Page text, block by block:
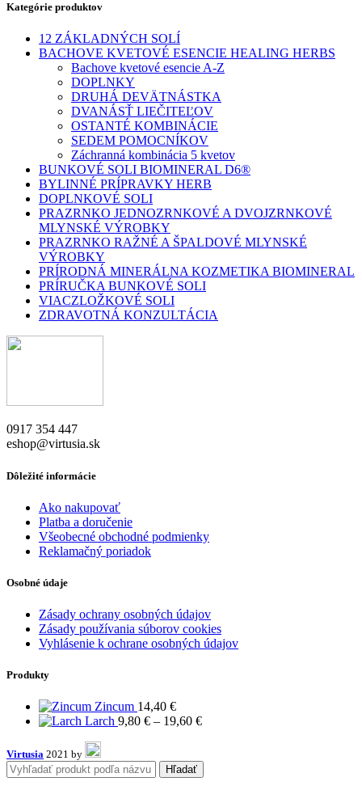
Kategórie produktov
12 ZÁKLADNÝCH SOLÍ
BACHOVE KVETOVÉ ESENCIE HEALING HERBS
Bachove kvetové esencie A-Z
DOPLNKY
DRUHÁ DEVÄTNÁSTKA
DVANÁSŤ LIEČITEĽOV
OSTANTÉ KOMBINÁCIE
SEDEM POMOCNÍKOV
Záchranná kombinácia 5 kvetov
BUNKOVÉ SOLI BIOMINERAL D6®
BYLINNÉ PRÍPRAVKY HERB
DOPLNKOVÉ SOLI
PRAZRNKO JEDNOZRNKOVÉ A DVOJZRNKOVÉ
MLYNSKÉ VÝROBKY
PRAZRNKO RAŽNÉ A ŠPALDOVÉ MLYNSKÉ
VÝROBKY
PRÍRODNÁ MINERÁLNA KOZMETIKA BIOMINERAL
PRÍRUČKA BUNKOVÉ SOLI
VIACZLOŽKOVÉ SOLI
ZDRAVOTNÁ KONZULTÁCIA
0917 354 447
eshop@virtusia.sk
Dôležité informácie
Ako nakupovať
Platba a doručenie
Všeobecné obchodné podmienky
Reklamačný poriadok
Osobné údaje
Zásady ochrany osobných údajov
Zásady používania súborov cookies
Vyhlásenie k ochrane osobných údajov
Produkty
Zincum 14,40 €
Larch 9,80 € – 19,60 €Price
through
19,60 €
Virtusia 2021 by
Hľadať